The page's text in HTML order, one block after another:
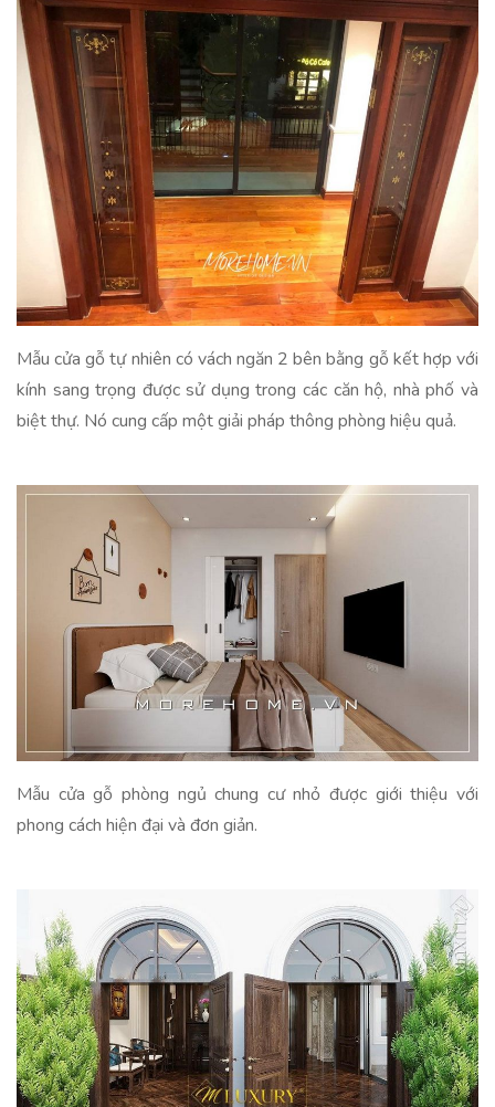
Mẫu cửa gỗ tự nhiên có vách ngăn 2 bên bằng gỗ kết hợp với
kính sang trọng được sử dụng trong các căn hộ, nhà phố và
biệt thự. Nó cung cấp một giải pháp thông phòng hiệu quả.
Mẫu cửa gỗ phòng ngủ chung cư nhỏ được giới thiệu với
phong cách hiện đại và đơn giản.